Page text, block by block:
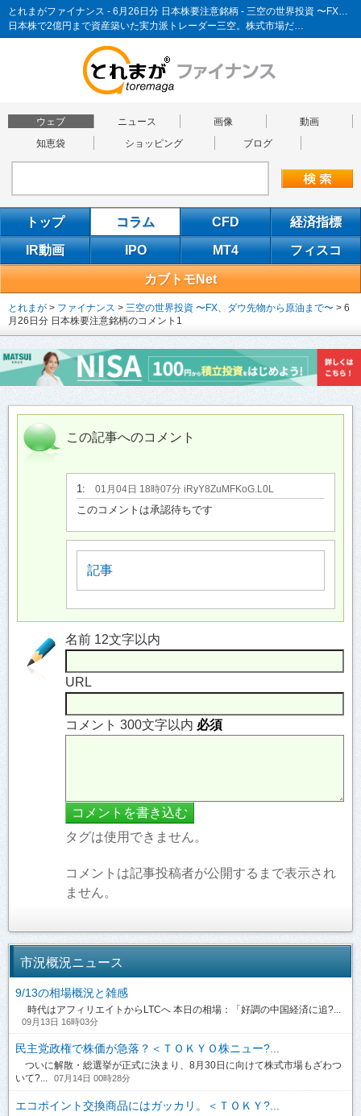
とれまがファイナンス - 6月26日分 日本株要注意銘柄 - 三空の世界投資 〜FX、ダウ先物から原油まで〜
日本株で2億円まで資産築いた実力派トレーダー三空。株式市場だ…
ウェブ ニュース 画像
動画
知恵袋
ショッピング ブログ
トップ コラム CFD 経済指標
IR動画 IPO MT4 フィスコ
カブトモNet
とれまが > ファイナンス > 三空の世界投資 〜FX、ダウ先物から原油まで〜 > 6
月26日分 日本株要注意銘柄のコメント1
この記事へのコメント
1: 01月04日 18時07分 iRyY8ZuMFKoG.L0L
このコメントは承認待ちです
記事
名前 12文字以内
URL
コメント 300文字以内 必須
タグは使用できません。
コメントは記事投稿者が公開するまで表示され
ません。
市況概況ニュース
9/13の相場概況と雑感
時代はアフィリエイトからLTCへ 本日の相場：「好調の中国経済に追?...
09月13日 16時03分
民主党政権で株価が急落？＜ＴＯＫＹＯ株ニュー?...
ついに解散・総選挙が正式に決まり、8月30日に向けて株式市場もざわつ
いて?...
07月14日 00時28分
エコポイント交換商品にはガッカリ。＜ＴＯＫＹ?...